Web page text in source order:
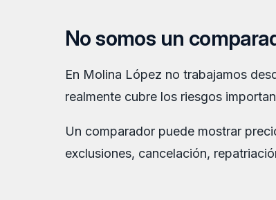
No somos un
En Molina López no trabajamos
realmente cubre los riesgos
Un comparador puede mostrar
exclusiones, cancelación,